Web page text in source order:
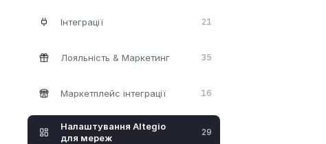
Інтеграції 21
Лояльність & Маркетинг 35
Маркетплейс інтеграції 16
Налаштування Altegio
для мереж
29